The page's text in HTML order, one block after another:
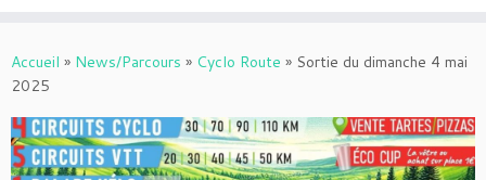
au
contenu
Accueil » News/Parcours » Cyclo Route » Sortie du dimanche 4 mai
2025